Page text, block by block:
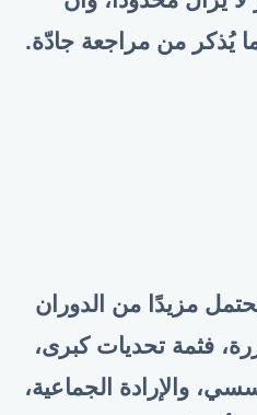
يُذكر من مراجعة جادّة.
يحتمل مزيدًا من الدوران
فثمة تحديات كبرى،
والإرادة الجماعية،